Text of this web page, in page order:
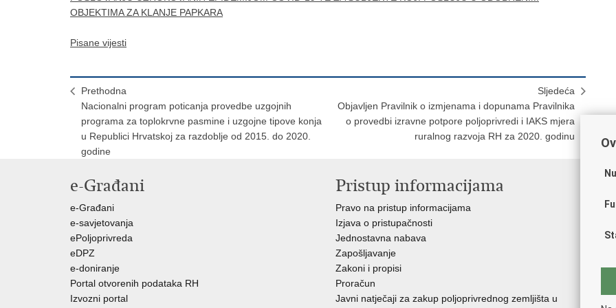
OBJEKTIMA ZA KLANJE PAPKARA
Pisane vijesti
Prethodna
Nacionalni program poticanja provedbe uzgojnih
programa za toplokrvne pasmine i uzgojne tipove konja
u Republici Hrvatskoj za razdoblje od 2015. do 2020.
godine
Sljedeća
Objavljen Pravilnik o izmjenama i dopunama Pravilnika
o provedbi izravne potpore poljoprivredi i IAKS mjera
ruralnog razvoja RH za 2020. godinu
e-Građani
e-Građani
e-savjetovanja
ePoljoprivreda
eDPZ
e-doniranje
Portal otvorenih podataka RH
Izvozni portal
Pristup informacijama
Pravo na pristup informacijama
Izjava o pristupačnosti
Jednostavna nabava
Zapošljavanje
Zakoni i propisi
Proračun
Javni natječaji za zakup poljoprivrednog zemljišta u